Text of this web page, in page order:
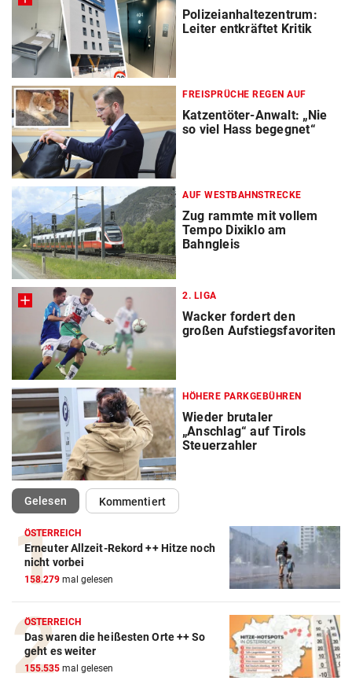
Polizeianhaltezentrum:
Leiter entkräftet Kritik
FREISPRÜCHE REGEN AUF
Katzentöter-Anwalt: „Nie
so viel Hass begegnet“
AUF WESTBAHNSTRECKE
Zug rammte mit vollem
Tempo Dixiklo am
Bahngleis
2. LIGA
Wacker fordert den
großen Aufstiegsfavoriten
HÖHERE PARKGEBÜHREN
Wieder brutaler
„Anschlag“ auf Tirols
Steuerzahler
Gelesen(ausgewählt)Kommentiert
ÖSTERREICH
Erneuter Allzeit-Rekord ++ Hitze noch
nicht vorbei
158.279 mal gelesen
ÖSTERREICH
Das waren die heißesten Orte ++ So
geht es weiter
155.535 mal gelesen